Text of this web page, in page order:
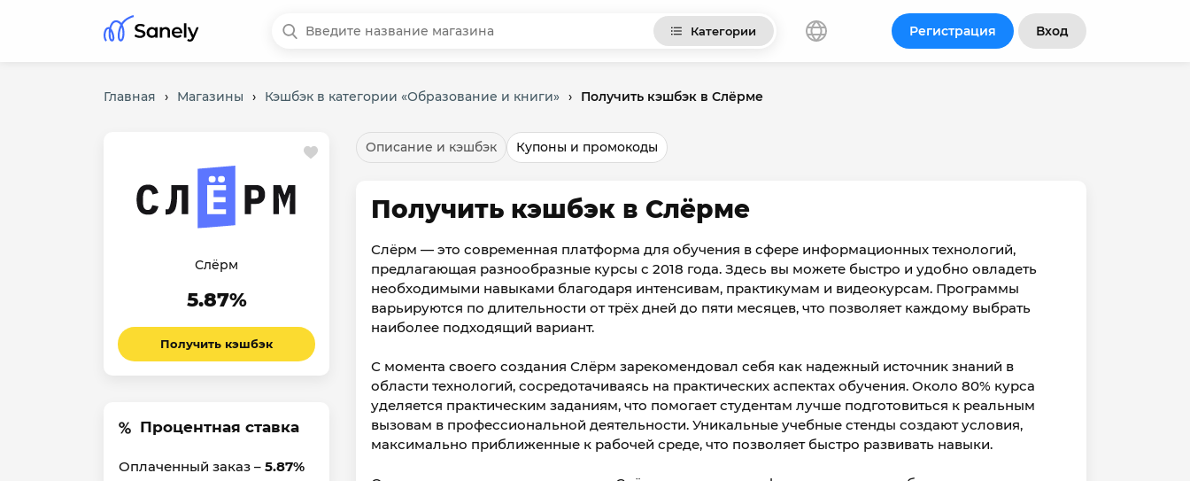
Категории Регистрация Вход
Главная › Магазины › Кэшбэк в категории «Образование и книги» › Получить кэшбэк в Слёрме
Слёрм
5.87%
Получить кэшбэк
Процентная ставка
Оплаченный заказ – 5.87%
Описание и кэшбэк Купоны и промокоды
Получить кэшбэк в Слёрме
Слёрм — это современная платформа для обучения в сфере информационных технологий,
предлагающая разнообразные курсы с 2018 года. Здесь вы можете быстро и удобно овладеть
необходимыми навыками благодаря интенсивам, практикумам и видеокурсам. Программы
варьируются по длительности от трёх дней до пяти месяцев, что позволяет каждому выбрать
наиболее подходящий вариант.
С момента своего создания Слёрм зарекомендовал себя как надежный источник знаний в
области технологий, сосредотачиваясь на практических аспектах обучения. Около 80% курса
уделяется практическим заданиям, что помогает студентам лучше подготовиться к реальным
вызовам в профессиональной деятельности. Уникальные учебные стенды создают условия,
максимально приближенные к рабочей среде, что позволяет быстро развивать навыки.